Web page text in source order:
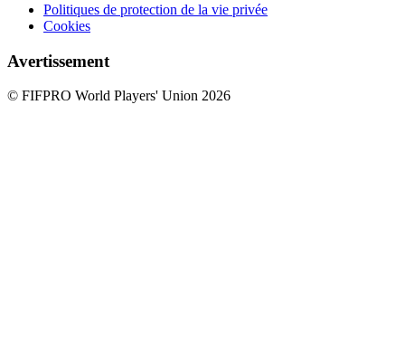
Politiques de protection de la vie privée
Cookies
Avertissement
© FIFPRO World Players' Union 2026